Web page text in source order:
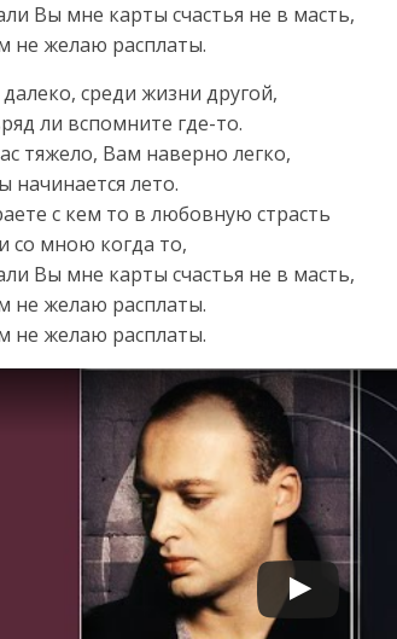
Вы мне карты счастья не в масть,
не желаю расплаты.
среди жизни другой,
ли вспомните где-то.
тяжело, Вам наверно легко,
начинается лето.
с кем то в любовную страсть
со мною когда то,
Вы мне карты счастья не в масть,
не желаю расплаты.
не желаю расплаты.